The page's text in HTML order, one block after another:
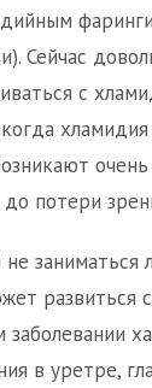
Сейчас
с
потери
заниматься
развиться
в уретре,